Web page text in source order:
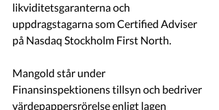
likviditetsgaranterna och
uppdragstagarna som Certified Adviser
på Nasdaq Stockholm First North.
Mangold står under
Finansinspektionens tillsyn och bedriver
värdepappersrörelse enligt lagen